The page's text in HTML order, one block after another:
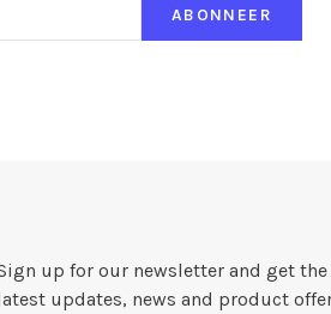
ABONNEER
up for our newsletter and get the
updates, news and product